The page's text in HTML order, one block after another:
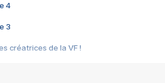
4
3
créatrices de la VF !